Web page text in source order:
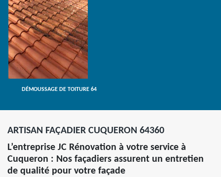
DÉMOUSSAGE DE TOITURE 64
ARTISAN FAÇADIER CUQUERON 64360
L’entreprise JC Rénovation à votre service à
Cuqueron : Nos façadiers assurent un entretien
de qualité pour votre façade